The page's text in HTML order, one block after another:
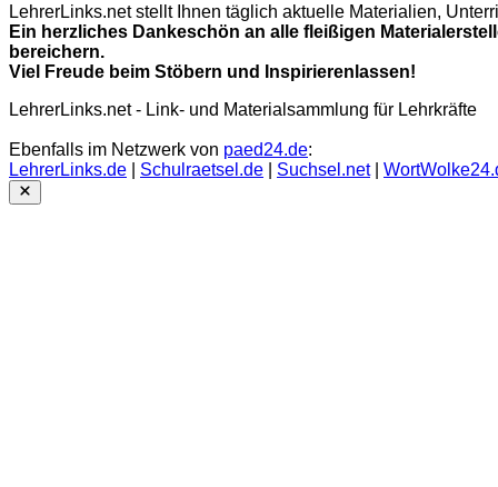
LehrerLinks.net stellt Ihnen täglich aktuelle Materialien,
Ein herzliches Dankeschön an alle fleißigen
bereichern.
Viel Freude beim Stöbern und Inspirierenlassen!
LehrerLinks.net - Link- und Materialsammlung für Lehrkräfte
Ebenfalls im Netzwerk von paed24.de:
LehrerLinks.de
Schulraetsel.de Suchsel.net|
Close